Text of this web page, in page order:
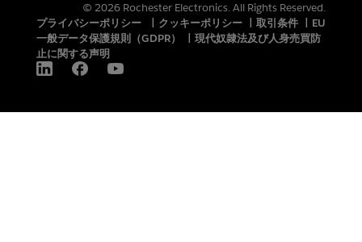
© 2026 Rochester Electronics. All Rights Reserved.
プライバシーポリシー
クッキーポリシー 取引条件
EU
一般データ保護規則（GDPR）
現代奴隷法及び人身売買防
止に関する声明